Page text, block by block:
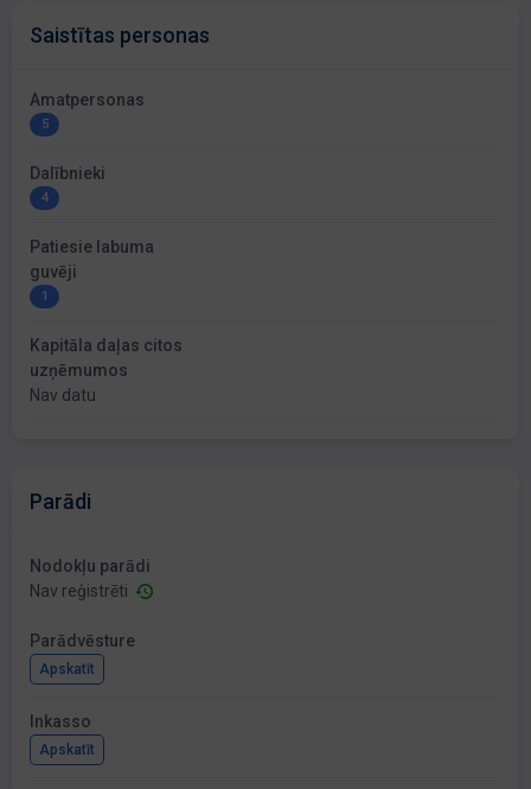
Saistītas personas
Amatpersonas
5
Dalībnieki
4
Patiesie labuma
guvēji
1
Kapitāla daļas citos
uzņēmumos
Nav datu
Parādi
Nodokļu parādi
Nav reģistrēti
Parādvēsture
Apskatīt
Inkasso
Apskatīt